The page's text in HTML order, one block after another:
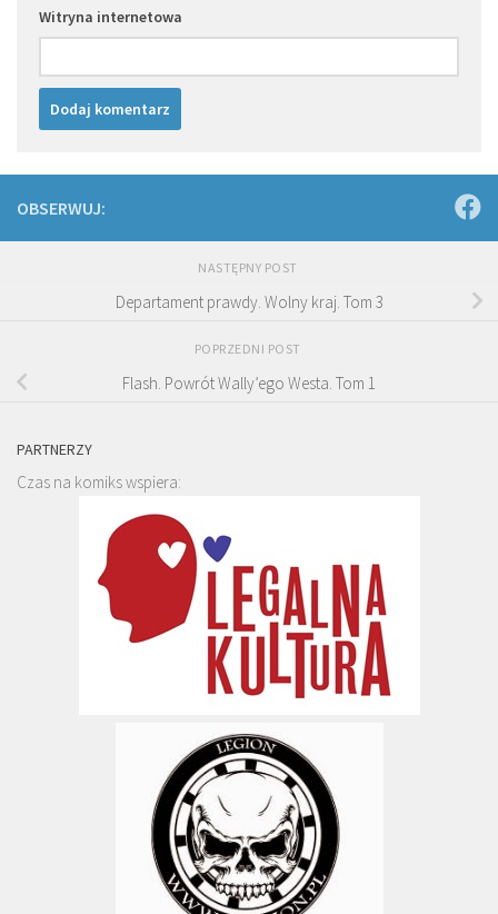
Witryna internetowa
OBSERWUJ:
NASTĘPNY POST
Departament prawdy. Wolny kraj. Tom 3
POPRZEDNI POST
Flash. Powrót Wally’ego Westa. Tom 1
PARTNERZY
Czas na komiks wspiera: